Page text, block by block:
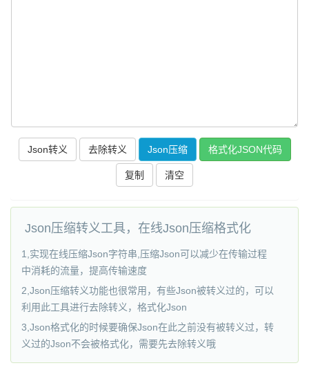
复制 清空
Json压缩转义工具，在线Json压缩格式化
1,实现在线压缩Json字符串,压缩Json可以减少在传输过程
中消耗的流量，提高传输速度
2,Json压缩转义功能也很常用，有些Json被转义过的，可以
利用此工具进行去除转义，格式化Json
3,Json格式化的时候要确保Json在此之前没有被转义过，转
义过的Json不会被格式化，需要先去除转义哦